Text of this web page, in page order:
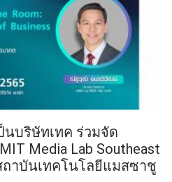
นบริษัทเทค ร่วมจัด
Media Lab Southeast
ถาบันเทคโนโลยีแมสซาชู